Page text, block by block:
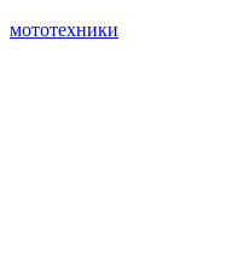
мототехники